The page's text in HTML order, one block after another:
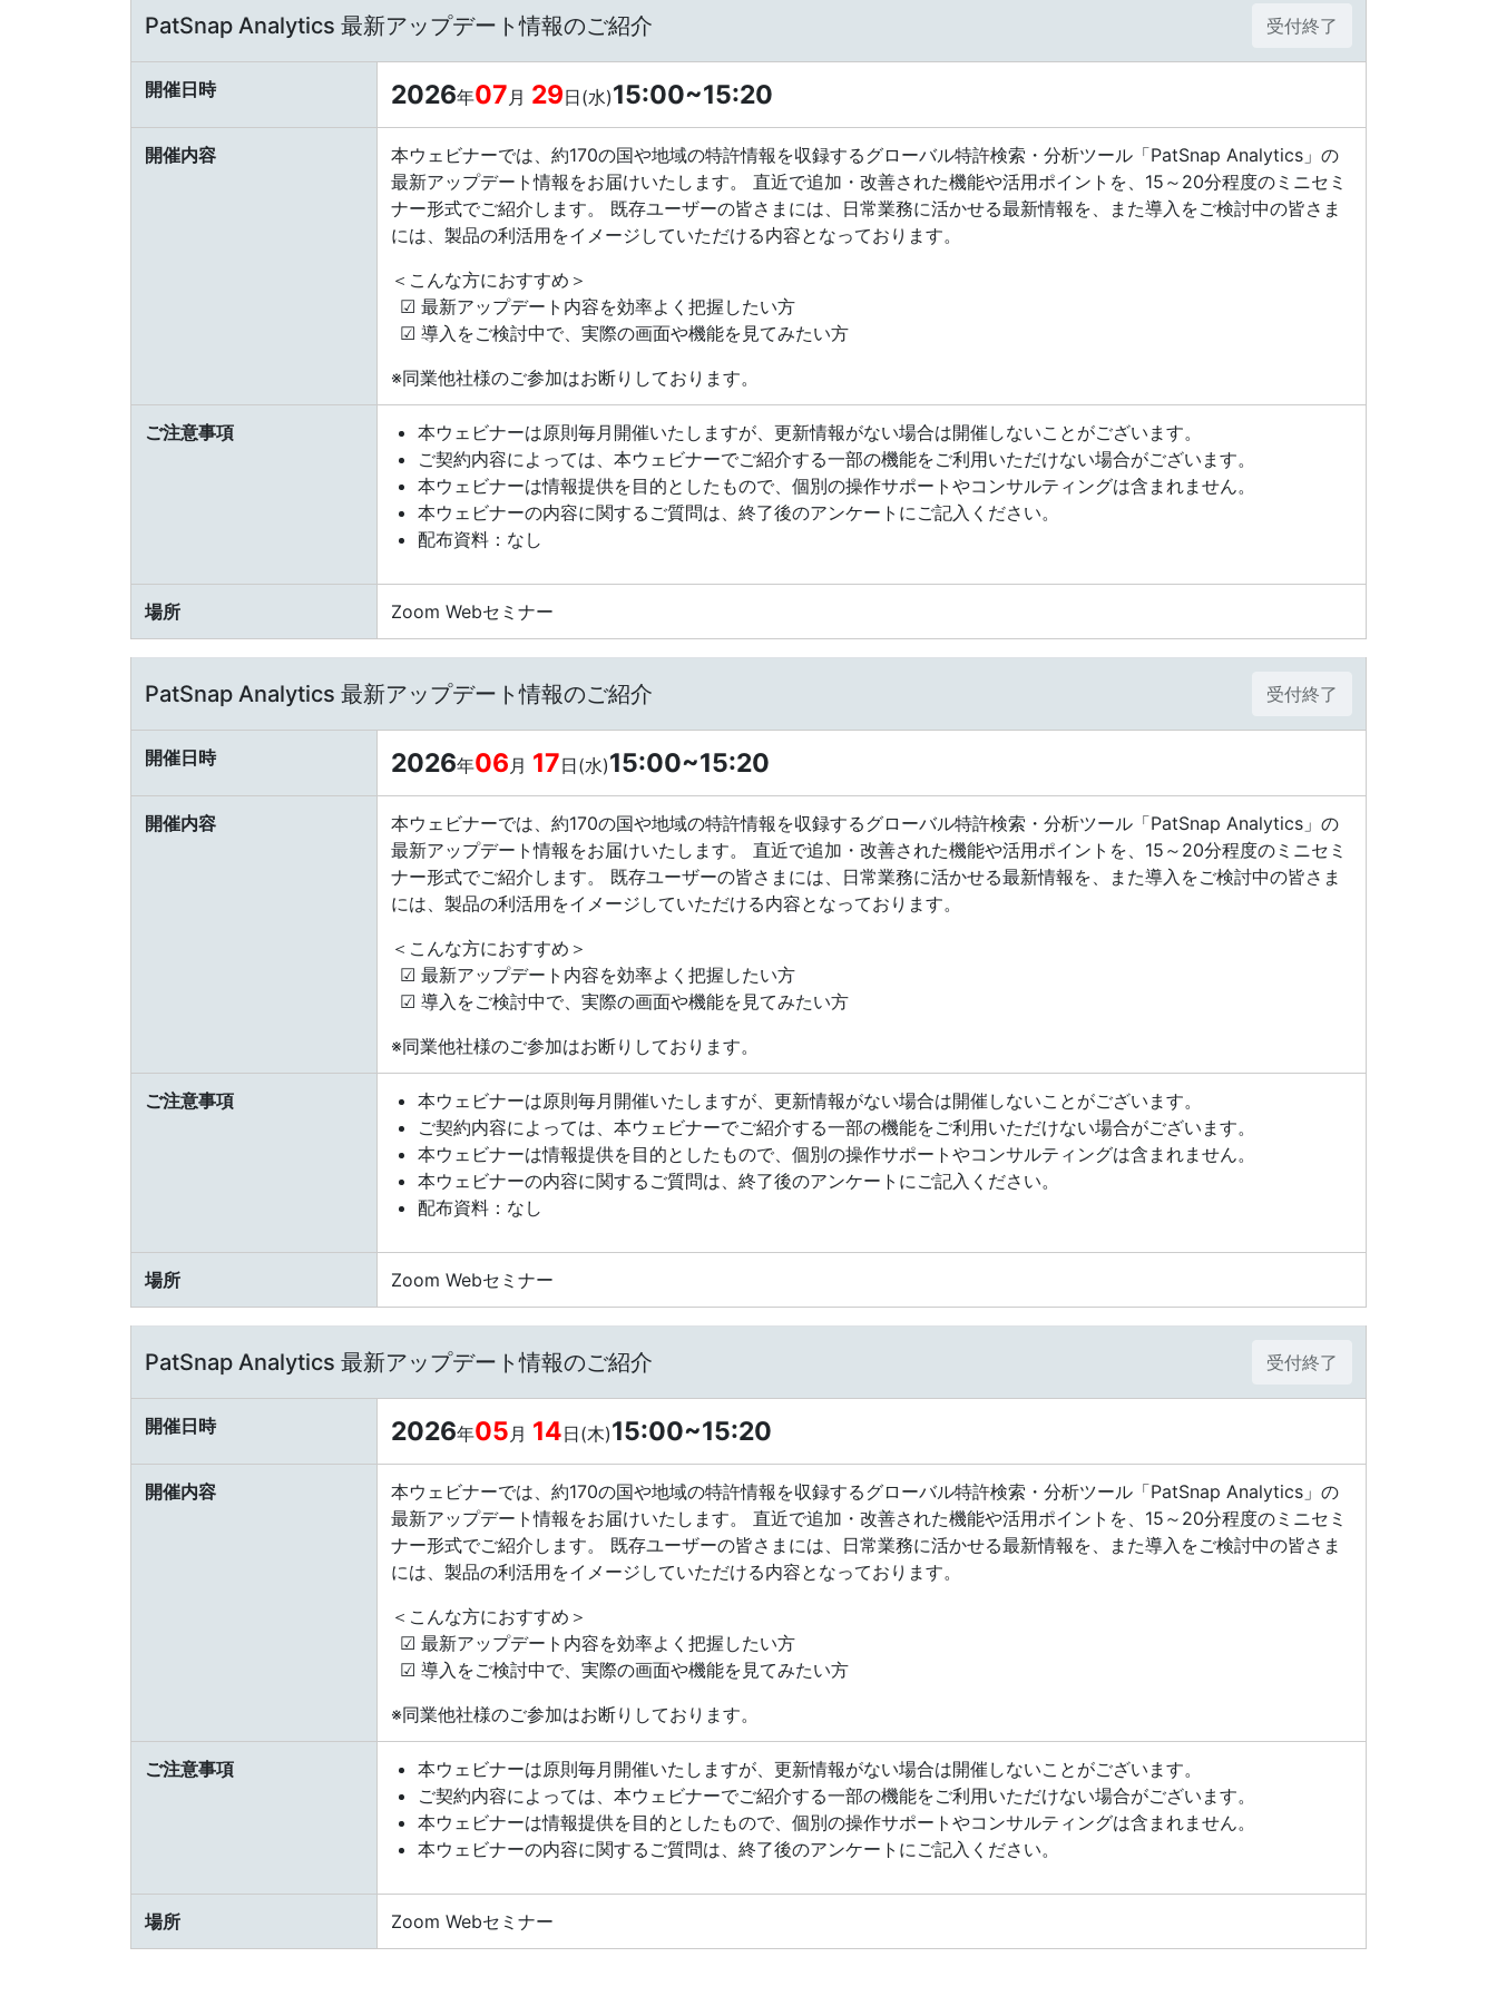
受付終了
PatSnap Analytics 最新アップデート情報のご紹介
開催日時 2026年07 月 29日(水)15:00~15:20
開催内容
本ウェビナーでは、約170の国や地域の特許情報を収録するグローバル特許検索・分析ツール「PatSnap Analytics」の
最新アップデート情報をお届けいたします。 直近で追加・改善された機能や活用ポイントを、15～20分程度のミニセミ
ナー形式でご紹介します。 既存ユーザーの皆さまには、日常業務に活かせる最新情報を、また導入をご検討中の皆さま
には、製品の利活用をイメージしていただける内容となっております。
＜こんな方におすすめ＞
☑ 最新アップデート内容を効率よく把握したい方
☑ 導入をご検討中で、実際の画面や機能を見てみたい方
※同業他社様のご参加はお断りしております。
ご注意事項
本ウェビナーは原則毎月開催いたしますが、更新情報がない場合は開催しないことがございます。
ご契約内容によっては、本ウェビナーでご紹介する一部の機能をご利用いただけない場合がございます。
本ウェビナーは情報提供を目的としたもので、個別の操作サポートやコンサルティングは含まれません。
本ウェビナーの内容に関するご質問は、終了後のアンケートにご記入ください。
配布資料：なし
場所 Zoom Webセミナー
受付終了
PatSnap Analytics 最新アップデート情報のご紹介
開催日時 2026年06 月 17日(水)15:00~15:20
開催内容
本ウェビナーでは、約170の国や地域の特許情報を収録するグローバル特許検索・分析ツール「PatSnap Analytics」の
最新アップデート情報をお届けいたします。 直近で追加・改善された機能や活用ポイントを、15～20分程度のミニセミ
ナー形式でご紹介します。 既存ユーザーの皆さまには、日常業務に活かせる最新情報を、また導入をご検討中の皆さま
には、製品の利活用をイメージしていただける内容となっております。
＜こんな方におすすめ＞
☑ 最新アップデート内容を効率よく把握したい方
☑ 導入をご検討中で、実際の画面や機能を見てみたい方
※同業他社様のご参加はお断りしております。
ご注意事項
本ウェビナーは原則毎月開催いたしますが、更新情報がない場合は開催しないことがございます。
ご契約内容によっては、本ウェビナーでご紹介する一部の機能をご利用いただけない場合がございます。
本ウェビナーは情報提供を目的としたもので、個別の操作サポートやコンサルティングは含まれません。
本ウェビナーの内容に関するご質問は、終了後のアンケートにご記入ください。
配布資料：なし
場所 Zoom Webセミナー
受付終了
PatSnap Analytics 最新アップデート情報のご紹介
開催日時 2026年05 月 14日(木)15:00~15:20
開催内容
本ウェビナーでは、約170の国や地域の特許情報を収録するグローバル特許検索・分析ツール「PatSnap Analytics」の
最新アップデート情報をお届けいたします。 直近で追加・改善された機能や活用ポイントを、15～20分程度のミニセミ
ナー形式でご紹介します。 既存ユーザーの皆さまには、日常業務に活かせる最新情報を、また導入をご検討中の皆さま
には、製品の利活用をイメージしていただける内容となっております。
＜こんな方におすすめ＞
☑ 最新アップデート内容を効率よく把握したい方
☑ 導入をご検討中で、実際の画面や機能を見てみたい方
※同業他社様のご参加はお断りしております。
ご注意事項
本ウェビナーは原則毎月開催いたしますが、更新情報がない場合は開催しないことがございます。
ご契約内容によっては、本ウェビナーでご紹介する一部の機能をご利用いただけない場合がございます。
本ウェビナーは情報提供を目的としたもので、個別の操作サポートやコンサルティングは含まれません。
本ウェビナーの内容に関するご質問は、終了後のアンケートにご記入ください。
場所 Zoom Webセミナー